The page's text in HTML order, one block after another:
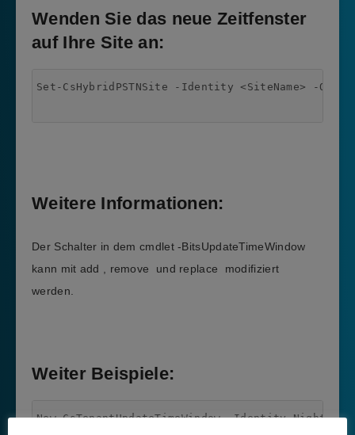
Wenden Sie das neue Zeitfenster
auf Ihre Site an:
Set-CsHybridPSTNSite -Identity <SiteName> -
Weitere Informationen:
Der Schalter in dem cmdlet-BitsUpdateTimeWindow
kann mit add , remove und replace modifiziert
werden.
Weiter Beispiele:
New-CsTenantUpdateTimeWindow -Identity Night